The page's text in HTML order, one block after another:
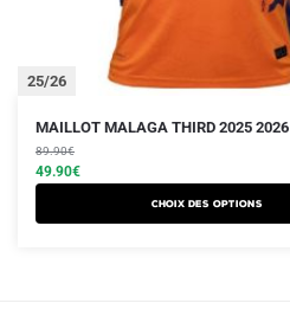
25/26
MAILLOT MALAGA THIRD 2025 2026
89.90€
Le
prix
initial
était :
49.90€
Le
prix
actuel
est :
Choix des options
Ce
produit
a